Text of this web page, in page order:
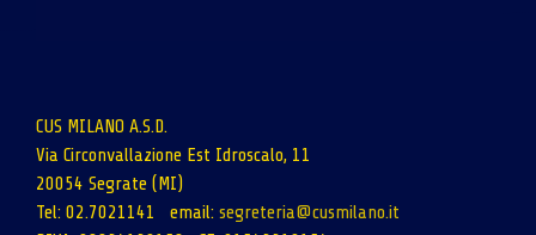
CUS MILANO A.S.D.
Via Circonvallazione Est Idroscalo, 11
20054 Segrate (MI)
Tel: 02.7021141 email: segreteria@cusmilano.it